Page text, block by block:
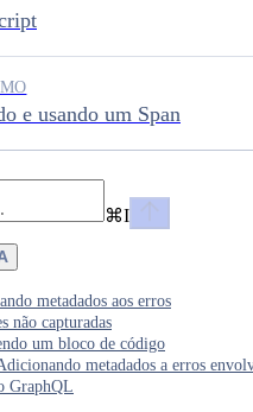
e usando um Span
⌘I
metadados aos erros
não capturadas
um bloco de código
metadados a erros
GraphQL